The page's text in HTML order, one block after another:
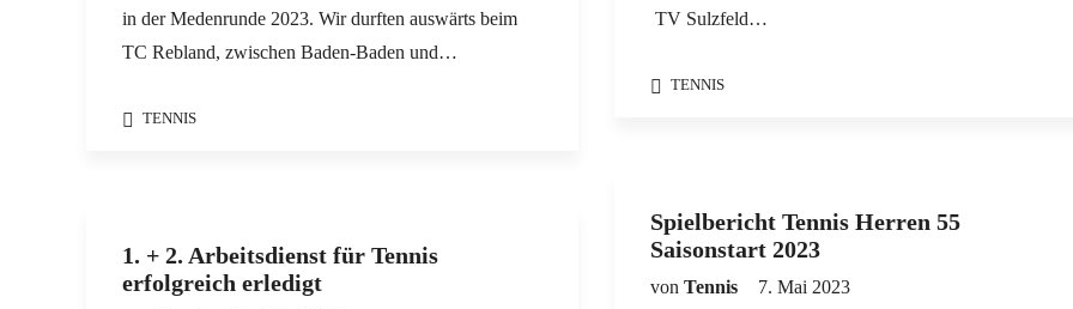
in der Medenrunde 2023. Wir durften auswärts beim
TC Rebland, zwischen Baden-Baden und…
TENNIS
TV Sulzfeld…
TENNIS
Spielbericht Tennis Herren 55
Saisonstart 2023
von Tennis
7. Mai 2023
1. + 2. Arbeitsdienst für Tennis
erfolgreich erledigt